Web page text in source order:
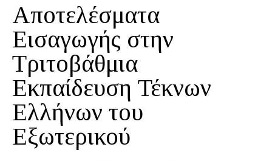
Αποτελέσματα
Εισαγωγής στην
Τριτοβάθμια
Εκπαίδευση Τέκνων
Ελλήνων του
Εξωτερικού